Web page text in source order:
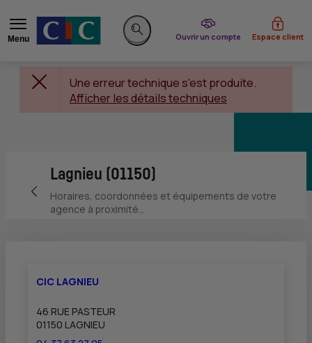
Menu
Rechercher sur le site
Ouvrir un compte
du CIC Espace client
Une erreur technique s'est produite.
Afficher les détails techniques
Retour vers la page précédente
Lagnieu (01150)
Horaires, coordonnées et équipements de votre
agence à proximité...
CIC LAGNIEU
46 RUE PASTEUR
01150 LAGNIEU